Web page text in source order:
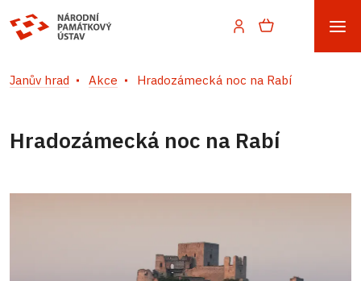
Janův hrad Akce Hradozámecká noc na Rabí
Hradozámecká noc na Rabí